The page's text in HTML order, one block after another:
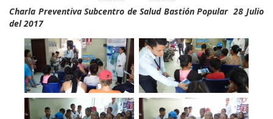
Charla Preventiva Subcentro de Salud Bastión Popular 28 Julio
del 2017